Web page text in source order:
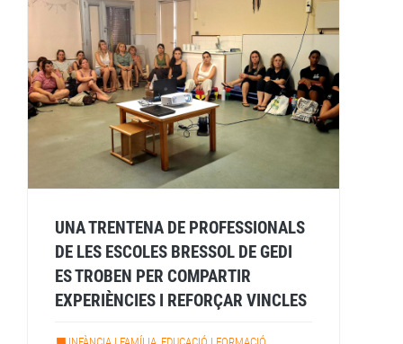
UNA TRENTENA DE PROFESSIONALS
DE LES ESCOLES BRESSOL DE GEDI
ES TROBEN PER COMPARTIR
EXPERIÈNCIES I REFORÇAR VINCLES